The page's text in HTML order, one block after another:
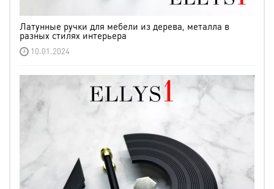
Латунные ручки для мебели из дерева, металла в
разных стилях интерьера
10.01.2024